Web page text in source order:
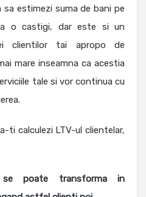
estimezi suma de bani pe
o castigi, dar este si un
clientilor tai apropo de
mare inseamna ca acestia
tale si vor continua cu
ti calculezi LTV-ul clientelar,
se poate transforma in